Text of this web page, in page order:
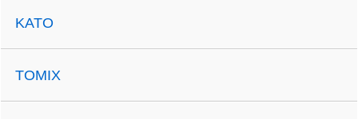
KATO
TOMIX